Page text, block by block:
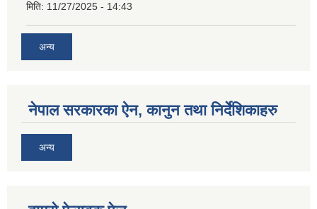
मिति: 11/27/2025 - 14:43
अन्य
नेपाल सरकारका ऐन, कानुन तथा निर्देशिकाहरु
अन्य